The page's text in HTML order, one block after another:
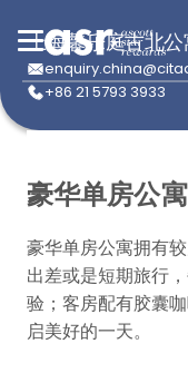
上海馨乐庭古北
+86 21 5793 3933
豪华单房公寓
豪华单房公寓拥有
出差或是短期旅行
验；客房配有胶囊
启美好的一天。